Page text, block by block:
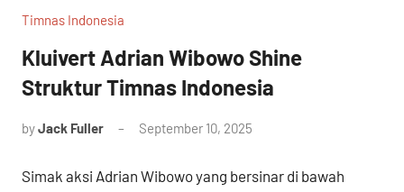
Timnas Indonesia
Kluivert Adrian Wibowo Shine
Struktur Timnas Indonesia
byJack Fuller September 10, 2025
Simak aksi Adrian Wibowo yang bersinar di bawah